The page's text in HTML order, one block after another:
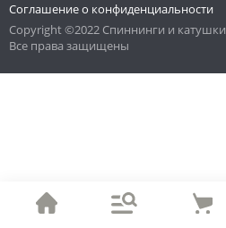
Соглашение о конфиденциальности
Copyright ©2022 Спиннинги и катушки
Все права защищены